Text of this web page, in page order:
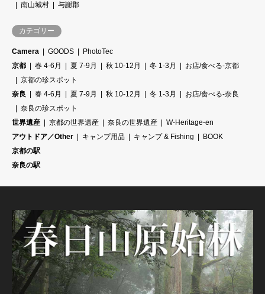
南山城村
与謝郡
カテゴリー
Camera GOODS
PhotoTec
京都
春 4-6月 夏 7-9月 秋 10-12月 冬 1-3月
お店/食べる-京都
京都の珍スポット
奈良
春 4-6月 夏 7-9月 秋 10-12月 冬 1-3月
お店/食べる-奈良
奈良の珍スポット
世界遺産
京都の世界遺産 奈良の世界遺産
W-Heritage-en
アウトドア／Other
キャンプ用品 キャンプ & Fishing
BOOK
京都の駅
奈良の駅